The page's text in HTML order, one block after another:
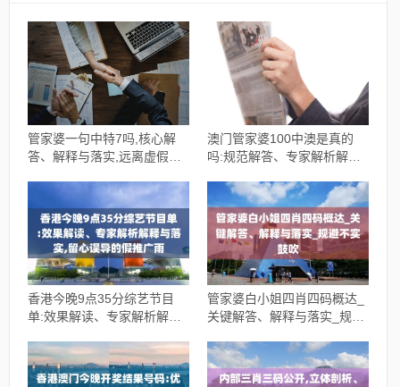
管家婆一句中特7吗,核心解
答、解释与落实,远离虚假的
澳门管家婆100中澳是真的
吗:规范解答、专家解析解释
香港今晚9点35分综艺节目
单:效果解读、专家解析解释
管家婆白小姐四肖四码概达_
关键解答、解释与落实_规避